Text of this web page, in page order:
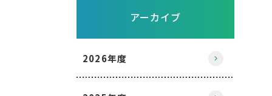
アーカイブ
2026年度